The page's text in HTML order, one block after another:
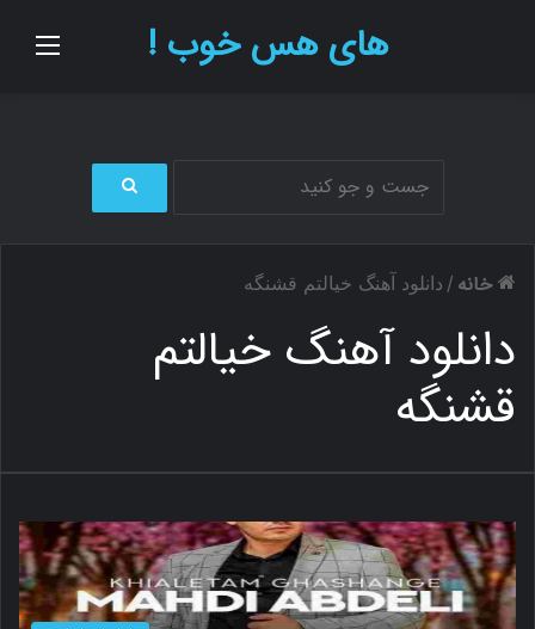
های هس خوب !
ج
خانه / دانلود آهنگ خیالتم قشنگه
دانلود آهنگ خیالتم
قشنگه